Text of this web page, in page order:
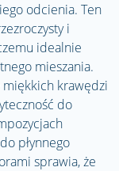
odcienia. Ten
i
idealnie
mieszania.
krawędzi
do
płynnego
sprawia, że